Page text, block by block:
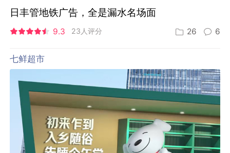
日丰管地铁广告，全是漏水名场面
9.3 23人评分 26 6
七鲜超市